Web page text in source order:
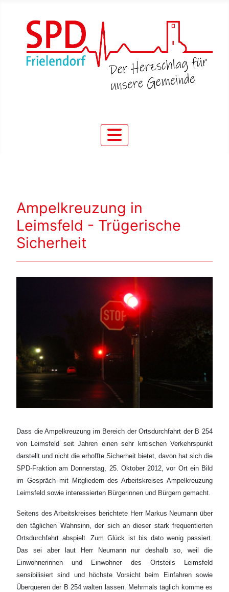
Ampelkreuzung in
Leimsfeld - Trügerische
Sicherheit
Dass die Ampelkreuzung im Bereich der Ortsdurchfahrt der B 254
von Leimsfeld seit Jahren einen sehr kritischen Verkehrspunkt
darstellt und nicht die erhoffte Sicherheit bietet, davon hat sich die
SPD-Fraktion am Donnerstag, 25. Oktober 2012, vor Ort ein Bild
im Gespräch mit Mitgliedern des Arbeitskreises Ampelkreuzung
Leimsfeld sowie interessierten Bürgerinnen und Bürgern gemacht.
Seitens des Arbeitskreises berichtete Herr Markus Neumann über
den täglichen Wahnsinn, der sich an dieser stark frequentierten
Ortsdurchfahrt abspielt. Zum Glück ist bis dato wenig passiert.
Das sei aber laut Herr Neumann nur deshalb so, weil die
Einwohnerinnen und Einwohner des Ortsteils Leimsfeld
sensibilisiert sind und höchste Vorsicht beim Einfahren sowie
Überqueren der B 254 walten lassen. Mehrmals täglich komme es